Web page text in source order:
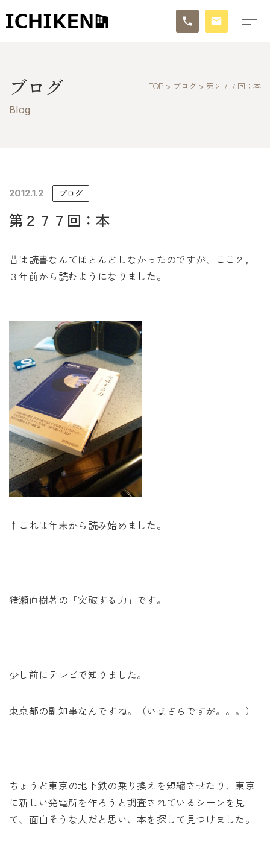
ブログ
イチケンの家づくり
モデルハウス
未来に住み継ぐ平屋
Tel. 0257-27-2157
ブログ
Blog
TOP > ブログ > 第２７７回：本
2012.1.2 ブログ
第２７７回：本
昔は読書なんてほとんどしなかったのですが、ここ２，
３年前から読むようになりました。
↑これは年末から読み始めました。
猪瀬直樹著の「突破する力」です。
少し前にテレビで知りました。
東京都の副知事なんですね。（いまさらですが。。。）
ちょうど東京の地下鉄の乗り換えを短縮させたり、東京
に新しい発電所を作ろうと調査されているシーンを見
て、面白そうな人だと思い、本を探して見つけました。